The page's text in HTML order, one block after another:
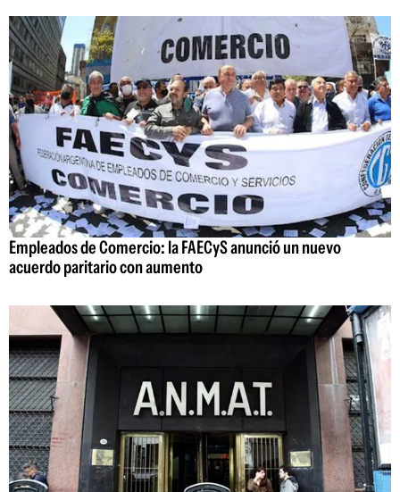
Empleados de Comercio: la FAECyS anunció un nuevo
acuerdo paritario con aumento